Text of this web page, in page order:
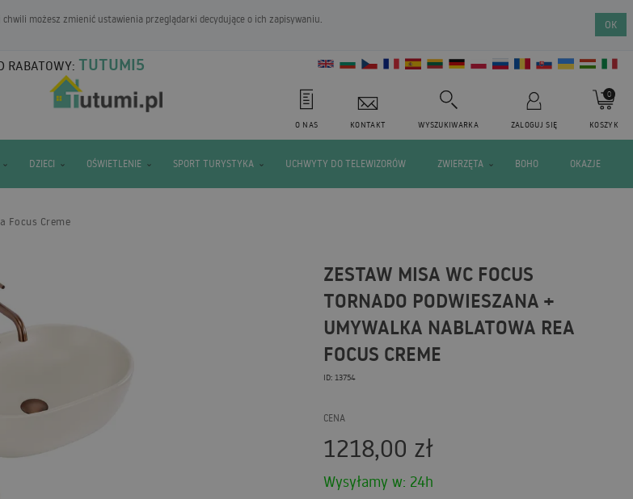
możesz zmienić ustawienia przeglądarki decydujące o ich zapisywaniu.
OK
RABATOWY: TUTUMI5
O NAS KONTAKT WYSZUKIWARKA ZALOGUJ SIĘ KOSZYK
0
DZIECI OŚWIETLENIE SPORT TURYSTYKA UCHWYTY DO TELEWIZORÓW ZWIERZĘTA BOHO OKAZJE
Focus Creme
ZESTAW MISA WC FOCUS
TORNADO PODWIESZANA +
UMYWALKA NABLATOWA REA
FOCUS CREME
ID: 13754
CENA
1218,00 zł
Wysyłamy w: 24h